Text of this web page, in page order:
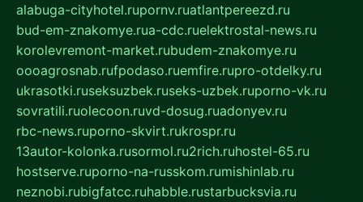
alabuga-cityhotel.rupornv.ruatlantpereezd.ru
bud-em-znakomye.rua-cdc.ruelektrostal-news.ru
korolevremont-market.rubudem-znakomye.ru
oooagrosnab.rufpodaso.ruemfire.rupro-otdelky.ru
ukrasotki.ruseksuzbek.ruseks-uzbek.ruporno-vk.ru
sovratili.ruolecoon.ruvd-dosug.ruadonyev.ru
rbc-news.ruporno-skvirt.rukrospr.ru
13autor-kolonka.rusormol.ru2rich.ruhostel-65.ru
hostserve.ruporno-na-russkom.rumishinlab.ru
neznobi.rubigfatcc.ruhabble.rustarbucksvia.ru